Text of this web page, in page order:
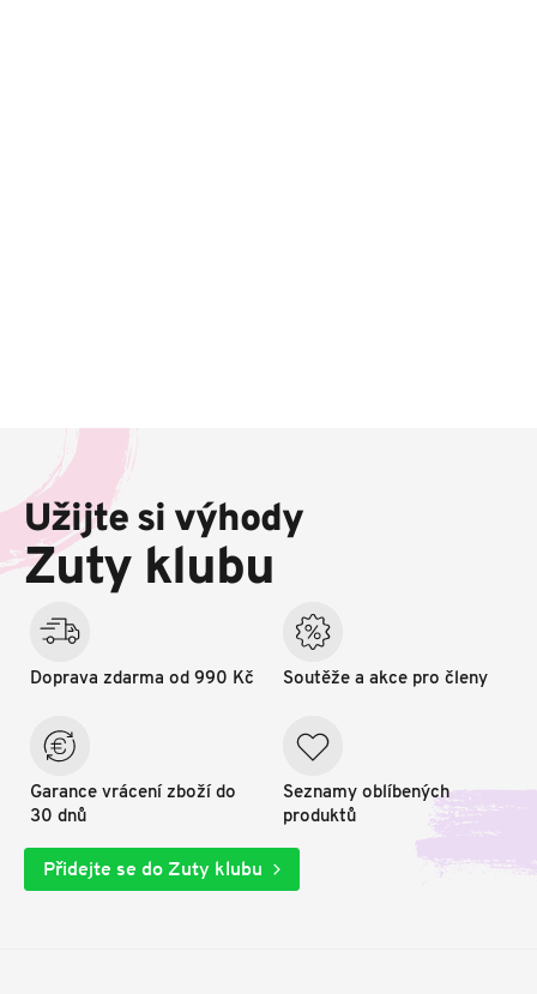
a
í
Užijte si výhody
Zuty klubu
Doprava zdarma od 990 Kč
Garance vrácení zboží do
30 dnů
Soutěže a akce pro členy
Seznamy oblíbených
produktů
Přidejte se do Zuty klubu